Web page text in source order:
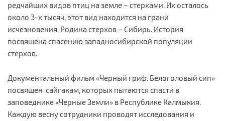
редчайших видов птиц на земле – стерхами. Их осталось
около 3-х тысяч, этот вид находится на грани
исчезновения. Родина стерхов – Сибирь. История
посвящена спасению западносибирской популяции
стерхов.
Документальный фильм «Черный гриф. Белоголовый сип»
посвящен сайгакам, которых пытаются спасти в
заповеднике «Черные Земли» в Республике Калмыкия.
Каждую весну сотрудники проводят исследования и